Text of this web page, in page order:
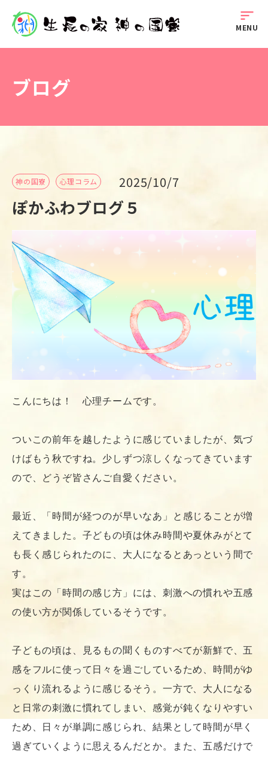
sort
MENU
ブログ
神の国寮 心理コラム 2025/10/7
ぽかふわブログ５
こんにちは！　心理チームです。
ついこの前年を越したように感じていましたが、気づ
けばもう秋ですね。少しずつ涼しくなってきています
ので、どうぞ皆さんご自愛ください。
最近、「時間が経つのが早いなあ」と感じることが増
えてきました。子どもの頃は休み時間や夏休みがとて
も長く感じられたのに、大人になるとあっという間で
す。
実はこの「時間の感じ方」には、刺激への慣れや五感
の使い方が関係しているそうです。
子どもの頃は、見るもの聞くものすべてが新鮮で、五
感をフルに使って日々を過ごしているため、時間がゆ
っくり流れるように感じるそう。一方で、大人になる
と日常の刺激に慣れてしまい、感覚が鈍くなりやすい
ため、日々が単調に感じられ、結果として時間が早く
過ぎていくように思えるんだとか。また、五感だけで